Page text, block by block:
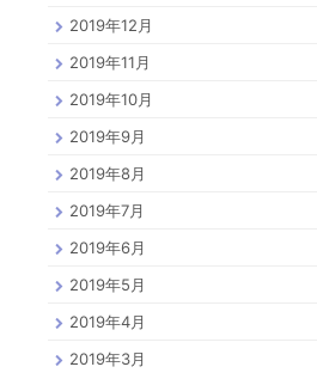
2019年12月
2019年11月
2019年10月
2019年9月
2019年8月
2019年7月
2019年6月
2019年5月
2019年4月
2019年3月